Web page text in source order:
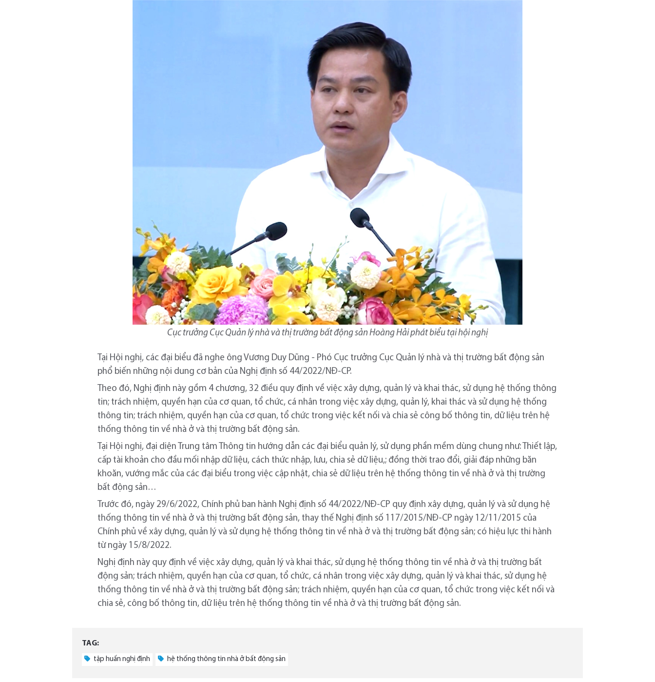
Cục trưởng Cục Quản lý nhà và thị trường bất động sản Hoàng Hải phát biểu tại hội nghị
Tại Hội nghị, các đại biểu đã nghe ông Vương Duy Dũng - Phó Cục trưởng Cục Quản lý nhà và thị trường bất động sản
phổ biến những nội dung cơ bản của Nghị định số 44/2022/NĐ-CP.
Theo đó, Nghị định này gồm 4 chương, 32 điều quy định về việc xây dựng, quản lý và khai thác, sử dụng hệ thống thông
tin; trách nhiệm, quyền hạn của cơ quan, tổ chức, cá nhân trong việc xây dựng, quản lý, khai thác và sử dụng hệ thống
thông tin; trách nhiệm, quyền hạn của cơ quan, tổ chức trong việc kết nối và chia sẻ công bố thông tin, dữ liệu trên hệ
thống thông tin về nhà ở và thị trường bất động sản.
Tại Hội nghị, đại diện Trung tâm Thông tin hướng dẫn các đại biểu quản lý, sử dụng phần mềm dùng chung như: Thiết lập,
cấp tài khoản cho đầu mối nhập dữ liệu, cách thức nhập, lưu, chia sẻ dữ liệu,; đồng thời trao đổi, giải đáp những băn
khoăn, vướng mắc của các đại biểu trong việc cập nhật, chia sẻ dữ liệu trên hệ thống thông tin về nhà ở và thị trường
bất động sản…
Trước đó, ngày 29/6/2022, Chính phủ ban hành Nghị định số 44/2022/NĐ-CP quy định xây dựng, quản lý và sử dụng hệ
thống thông tin về nhà ở và thị trường bất động sản, thay thế Nghị định số 117/2015/NĐ-CP ngày 12/11/2015 của
Chính phủ về xây dựng, quản lý và sử dụng hệ thống thông tin về nhà ở và thị trường bất động sản; có hiệu lực thi hành
từ ngày 15/8/2022.
Nghị định này quy định về việc xây dựng, quản lý và khai thác, sử dụng hệ thống thông tin về nhà ở và thị trường bất
động sản; trách nhiệm, quyền hạn của cơ quan, tổ chức, cá nhân trong việc xây dựng, quản lý và khai thác, sử dụng hệ
thống thông tin về nhà ở và thị trường bất động sản; trách nhiệm, quyền hạn của cơ quan, tổ chức trong việc kết nối và
chia sẻ, công bố thông tin, dữ liệu trên hệ thống thông tin về nhà ở và thị trường bất động sản.
TAG:
tập huấn nghị định hệ thống thông tin nhà ở bất động sản